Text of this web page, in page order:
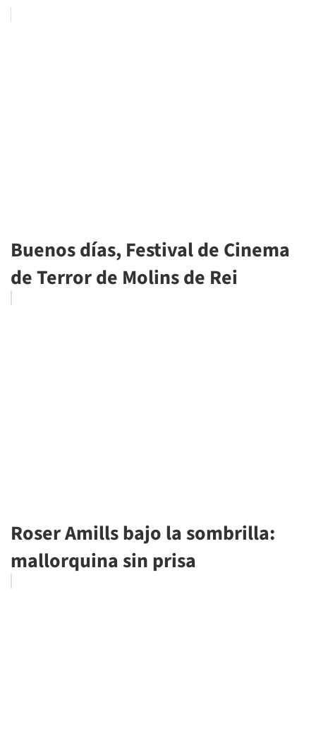
Buenos días, Festival de Cinema
de Terror de Molins de Rei
Roser Amills bajo la sombrilla:
mallorquina sin prisa